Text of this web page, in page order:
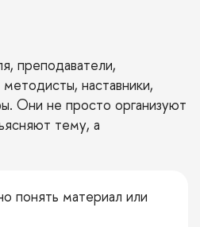
преподаватели,
наставники,
Они не просто организуют
тему, а
понять материал или